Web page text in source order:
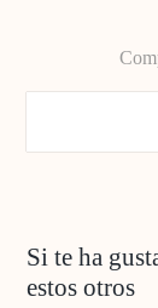
Si te ha
estos otros